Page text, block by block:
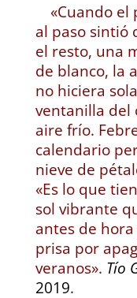
«Cuando
al paso sintió
el resto, una
de blanco, la
no hiciera
ventanilla del
aire frío.
calendario
nieve de
«Es lo que
sol vibrante
antes de
prisa por
veranos». Tío
2019.